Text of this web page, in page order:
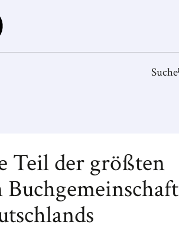
Suche
Teil der größten